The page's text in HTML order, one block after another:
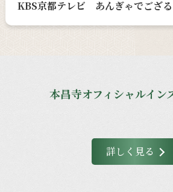
KBS京都テレビ あんぎゃでござ
本昌寺オフィシャルイン
詳しく見る